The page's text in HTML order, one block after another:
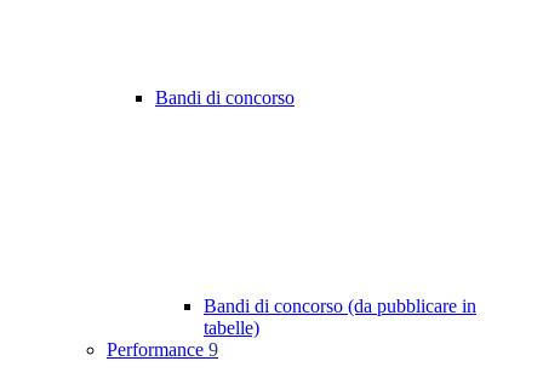
Bandi di concorso
Bandi di concorso (da pubblicare in
tabelle)
Performance 9